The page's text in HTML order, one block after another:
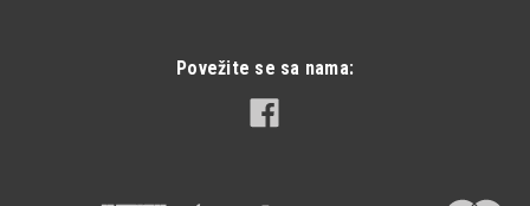
Povežite se sa nama: